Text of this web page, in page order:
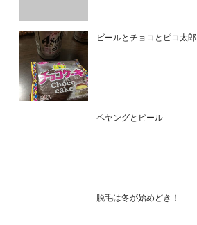
ビールとチョコとピコ太郎
ペヤングとビール
脱毛は冬が始めどき！